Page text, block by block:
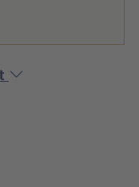
művei sorozat